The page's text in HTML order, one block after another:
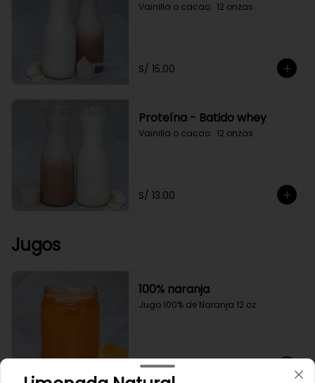
Vainilla o cacao.  12 onzas
S/ 15.00
Proteína - Batido whey
Vainilla o cacao.  12 onzas
S/ 13.00
Jugos
100% naranja
Jugo 100% de Naranja 12 oz
S/ 12.00